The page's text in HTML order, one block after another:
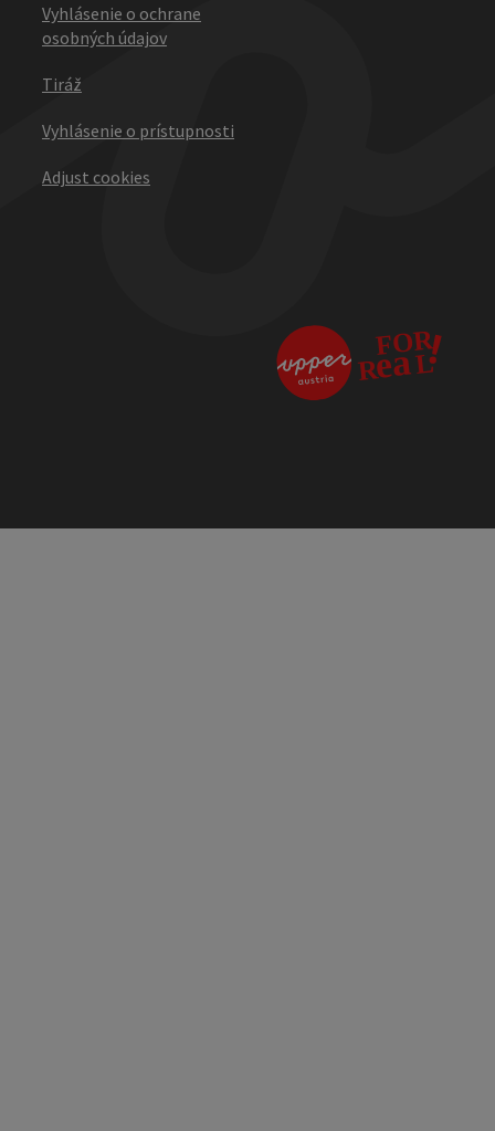
Vyhlásenie o ochrane
osobných údajov
Tiráž
Vyhlásenie o prístupnosti
Adjust cookies